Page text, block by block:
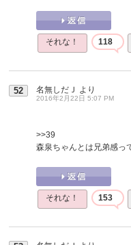
それな！ 118
52 名無しだＪ より
2016年2月22日 5:07 PM
>>39
森泉ちゃんとは兄弟感っ
それな！ 153